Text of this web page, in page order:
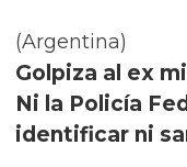
(Argentina)
Golpiza al ex
Ni la Policía
identificar ni